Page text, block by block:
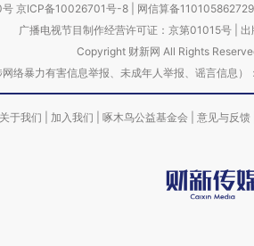
号京ICP备10026701号-8 网信算备
广播电视节目制作经营许可证：京第01015号| 出
Copyright 财新网 All Rights
网络暴力有害信息举报、未成年人举报、谣言信
关于我们 加入我们 啄木鸟公益基金会 意见与反馈